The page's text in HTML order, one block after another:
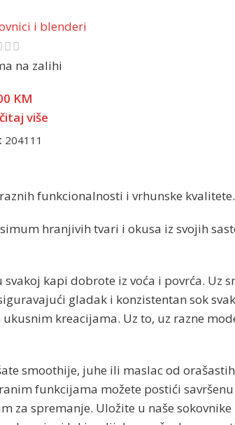
i blenderi
na zalihi
KM
više
204111
funkcionalnosti i vrhunske kvalitete.
hranjivih tvari i okusa iz svojih
kapi dobrote iz voća i povrća. Uz
gladak i konzistentan sok
kreacijama. Uz to, uz razne
smoothije, juhe ili maslac od
funkcijama možete postići savršenu
za spremanje. Uložite u naše sokovnike